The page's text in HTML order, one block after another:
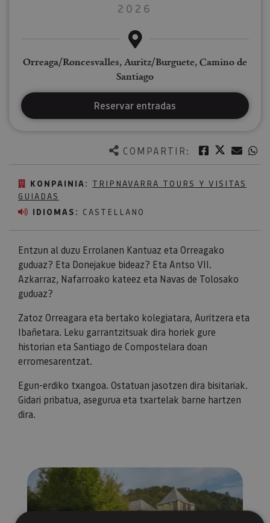
COMPARTIR: Facebook
Twitter
KONPAINIA: TRIPNAVARRA TOURS Y VISITAS
GUIADAS
IDIOMAS: CASTELLANO
Entzun al duzu Errolanen Kantuaz eta Orreagako
guduaz? Eta Donejakue bideaz? Eta Antso VII.
Azkarraz, Nafarroako kateez eta Navas de Tolosako
guduaz?
Zatoz Orreagara eta bertako kolegiatara, Auritzera eta
Ibañetara. Leku garrantzitsuak dira horiek gure
historian eta Santiago de Compostelara doan
erromesarentzat.
Egun-erdiko txangoa. Ostatuan jasotzen dira bisitariak.
Gidari pribatua, asegurua eta txartelak barne hartzen
dira.
2026
Orreaga/Roncesvalles, Auritz/Burguete, Camino de
Santiago
Reservar entradas